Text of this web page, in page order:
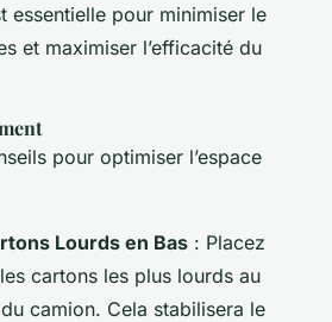
essentielle pour minimiser le
et maximiser l’efficacité du
pour optimiser l’espace
Lourds en Bas : Placez
cartons les plus lourds au
camion. Cela stabilisera le